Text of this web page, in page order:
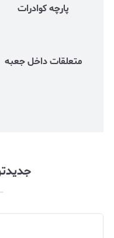
پارچه کوادرات
متعلقات داخل جعبه